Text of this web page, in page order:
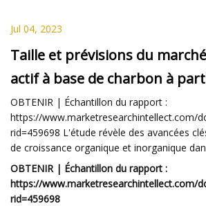
Jul 04, 2023
Taille et prévisions du
actif à base de charbon à
OBTENIR | Échantillon du rapport :
https://www.marketresearchintellect.com/
rid=459698 L'étude révèle des avancées
de croissance organique et inorganique
OBTENIR | Échantillon du rapport :
https://www.marketresearchintellect.com/
rid=459698